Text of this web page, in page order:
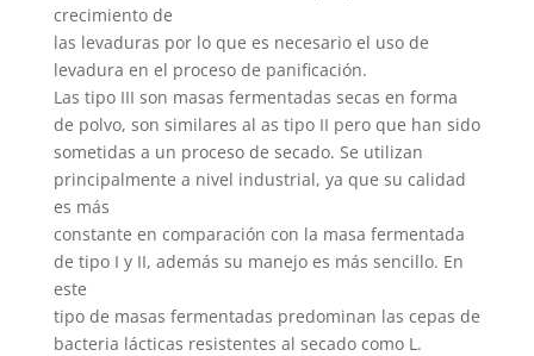
crecimiento de
las levaduras por lo que es necesario el uso de
levadura en el proceso de panificación.
Las tipo III son masas fermentadas secas en forma
de polvo, son similares al as tipo II pero que han sido
sometidas a un proceso de secado. Se utilizan
principalmente a nivel industrial, ya que su calidad
es más
constante en comparación con la masa fermentada
de tipo I y II, además su manejo es más sencillo. En
este
tipo de masas fermentadas predominan las cepas de
bacteria lácticas resistentes al secado como L.